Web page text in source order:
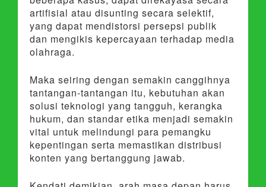
artifisial atau disunting secara selektif,
yang dapat mendistorsi persepsi publik
dan mengikis kepercayaan terhadap media
olahraga.
Maka seiring dengan semakin canggihnya
tantangan-tantangan itu, kebutuhan akan
solusi teknologi yang tangguh, kerangka
hukum, dan standar etika menjadi semakin
vital untuk melindungi para pemangku
kepentingan serta memastikan distribusi
konten yang bertanggung jawab.